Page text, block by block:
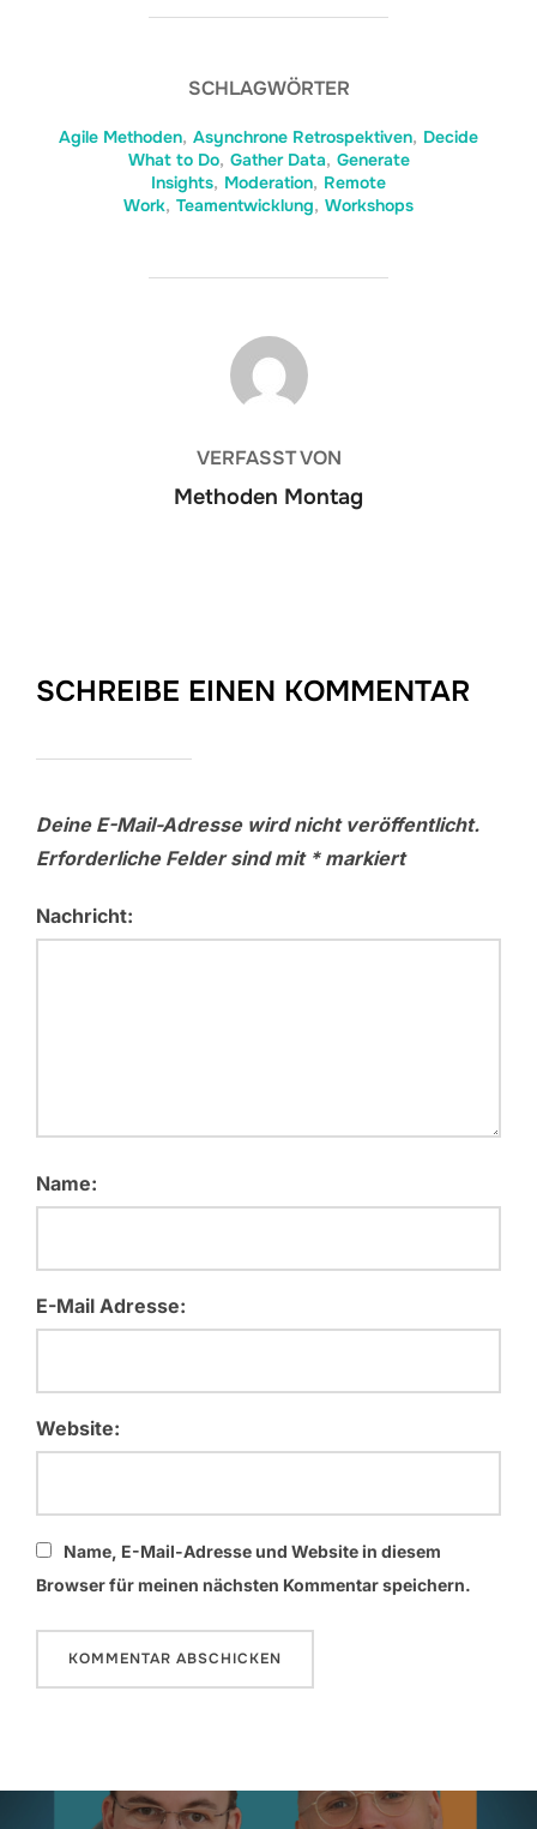
SCHLAGWÖRTER
Agile Methoden, Asynchrone Retrospektiven, Decide
What to Do, Gather Data, Generate
Insights, Moderation, Remote
Work, Teamentwicklung, Workshops
BEITRAGSAUTOR
VERFASST VON
Methoden Montag
SCHREIBE EINEN KOMMENTAR
Deine E-Mail-Adresse wird nicht veröffentlicht.
Erforderliche Felder sind mit *markiert
Nachricht:
Name:
E-Mail Adresse:
Website:
Name, E-Mail-Adresse und Website in diesem
Browser für meinen nächsten Kommentar speichern.
Beitragsnavigation